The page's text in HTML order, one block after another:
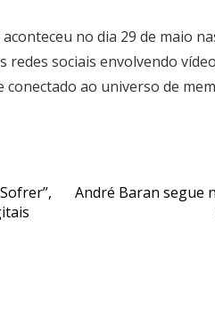
no dia 29 de maio
redes sociais envolvendo
ao universo de
André Baran segue